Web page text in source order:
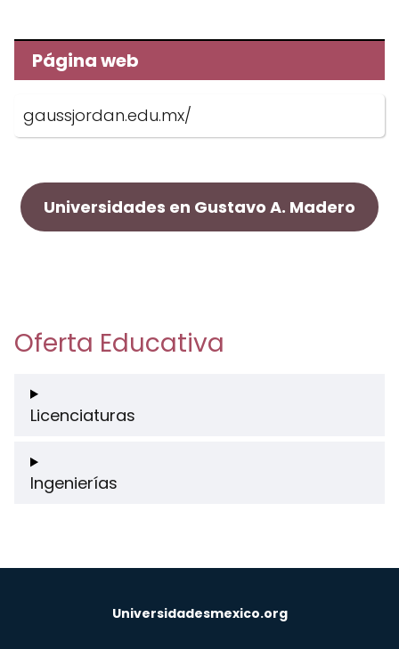
Página web
gaussjordan.edu.mx/
Universidades en Gustavo A. Madero
Oferta Educativa
Licenciaturas
Ingenierías
Universidadesmexico.org